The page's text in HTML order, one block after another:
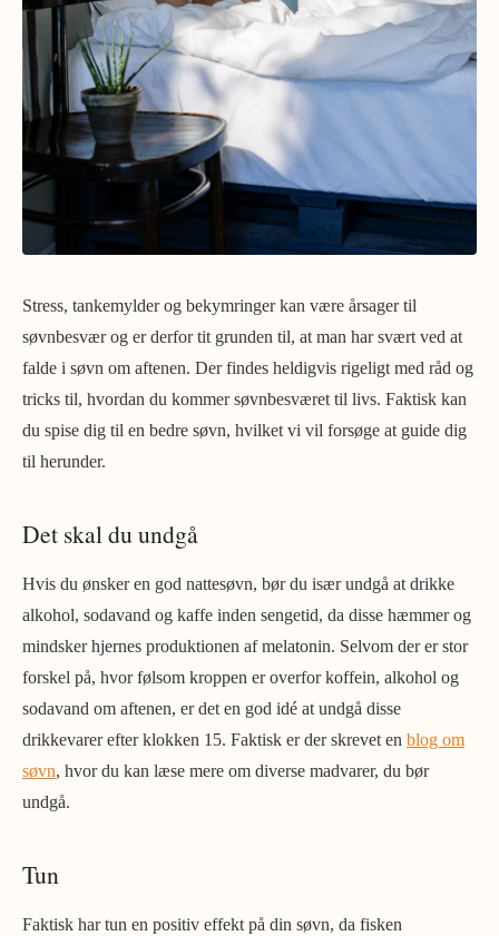
Stress, tankemylder og bekymringer kan være årsager til
søvnbesvær og er derfor tit grunden til, at man har svært ved at
falde i søvn om aftenen. Der findes heldigvis rigeligt med råd og
tricks til, hvordan du kommer søvnbesværet til livs. Faktisk kan
du spise dig til en bedre søvn, hvilket vi vil forsøge at guide dig
til herunder.
Det skal du undgå
Hvis du ønsker en god nattesøvn, bør du især undgå at drikke
alkohol, sodavand og kaffe inden sengetid, da disse hæmmer og
mindsker hjernes produktionen af melatonin. Selvom der er stor
forskel på, hvor følsom kroppen er overfor koffein, alkohol og
sodavand om aftenen, er det en god idé at undgå disse
drikkevarer efter klokken 15. Faktisk er der skrevet en blog om
søvn, hvor du kan læse mere om diverse madvarer, du bør
undgå.
Tun
Faktisk har tun en positiv effekt på din søvn, da fisken